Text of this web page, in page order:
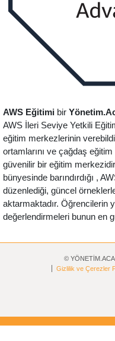
AWS Eğitimi bir
AWS İleri Seviye Yetkili
eğitim merkezlerinin
ortamlarını ve çağdaş
güvenilir bir eğitim
bünyesinde barındırdığı ,
düzenlediği, güncel
aktarmaktadır. Öğrencilerin
değerlendirmeleri bunun en
©
Gizlilik ve Çerezler